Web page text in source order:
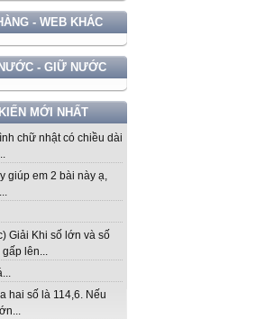
- WEB KHÁC
- GIỮ NƯỚC
MỚI NHẤT
chữ nhật có chiều dài
giúp em 2 bài này ạ,
Giải Khi số lớn và số
gấp lên...
hai số là 114,6. Nếu